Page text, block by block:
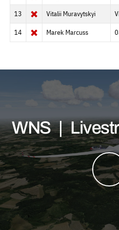
13 Vitalii Muravytskyi
14 Marek Marcuss
WNS |